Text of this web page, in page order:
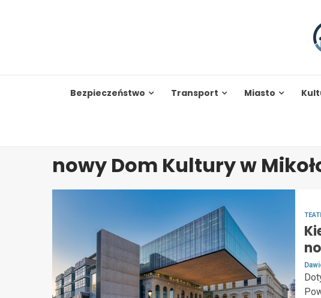
Bezpieczeństwo Transport Miasto
nowy Dom Kultury w